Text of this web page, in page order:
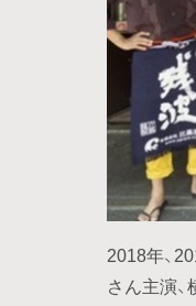
2018年、
さん主演